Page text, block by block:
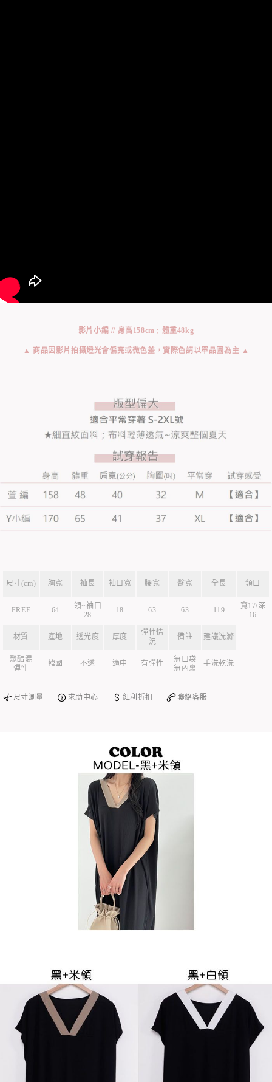
影片小編 // 身高158cm ; 體重48kg
▲ 商品因影片拍攝燈光會偏亮或微色差，實際色請以單品圖為主 ▲
尺寸(cm) 胸寬 袖長 袖口寬 腰寬 臀寬 全長 領口
FREE 64
領~袖口
28
18 63 63 119
寬17/深
16
材質 產地 透光度 厚度
彈性情
況
備註 建議洗滌
聚酯混
彈性
韓國 不透 適中 有彈性
無口袋
無內裏
手洗乾洗
尺寸測量 求助中心 紅利折扣 聯絡客服